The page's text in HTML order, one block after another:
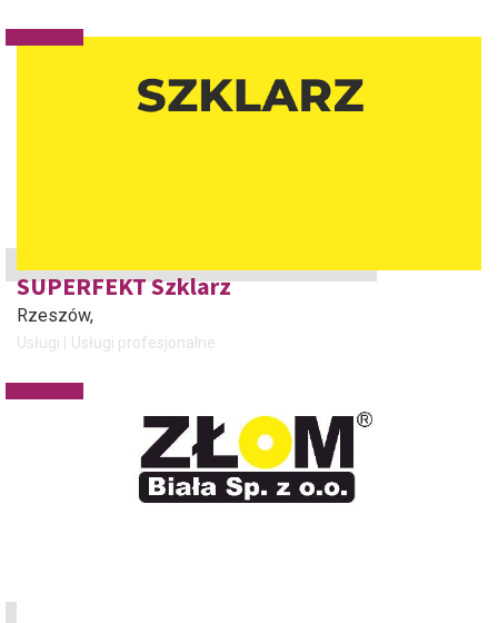
SUPERFEKT Szklarz
Rzeszów,
Usługi Usługi profesjonalne